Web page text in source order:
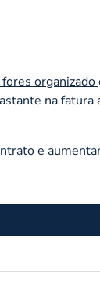
fores organizado
na fatura
e